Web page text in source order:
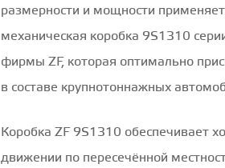
размерности и мощности
механическая коробка 9S1310
фирмы ZF, которая оптимально
в составе крупнотоннажных
Коробка ZF 9S1310 обеспечивает
движении по пересечённой